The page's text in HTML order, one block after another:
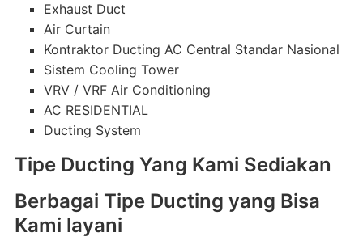
Exhaust Duct
Air Curtain
Kontraktor Ducting AC Central Standar Nasional
Sistem Cooling Tower
VRV / VRF Air Conditioning
AC RESIDENTIAL
Ducting System
Tipe Ducting Yang Kami Sediakan
Berbagai Tipe Ducting yang Bisa
Kami layani